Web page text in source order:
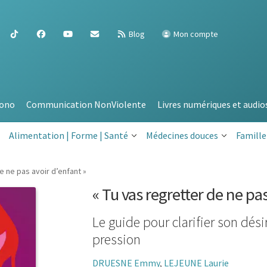
Blog Mon compte
Communication NonViolente Livres numériques et
Alimentation | Forme | Santé Médecines douces Famille
ne pas avoir d’enfant »
« Tu vas regretter de ne
Le guide pour clarifier son
pression
DRUESNE Emmy, LEJEUNE Laurie